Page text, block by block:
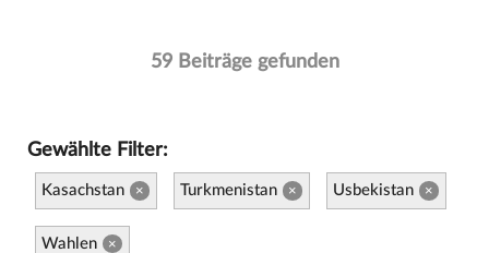
59 Beiträge gefunden
Gewählte Filter:
Kasachstan × Turkmenistan × Usbekistan ×
Wahlen ×